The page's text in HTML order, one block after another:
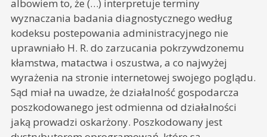
albowiem to, że (…) interpretuje terminy
wyznaczania badania diagnostycznego według
kodeksu postepowania administracyjnego nie
uprawniało H. R. do zarzucania pokrzywdzonemu
kłamstwa, matactwa i oszustwa, a co najwyżej
wyrażenia na stronie internetowej swojego poglądu.
Sąd miał na uwadze, że działalność gospodarcza
poszkodowanego jest odmienna od działalności
jaką prowadzi oskarżony. Poszkodowany jest